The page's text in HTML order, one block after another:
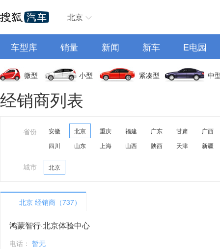
北京
车型库 销量 新闻 新车 E电园
微型 小型 紧凑型 中
经销商列表
省份 安徽 北京 重庆 福建 广东 甘肃
广西
四川
山东 上海 山西 陕西 天津 新疆
城市 北京
北京 经销商（737）
鸿蒙智行·北京体验中心
电话： 暂无